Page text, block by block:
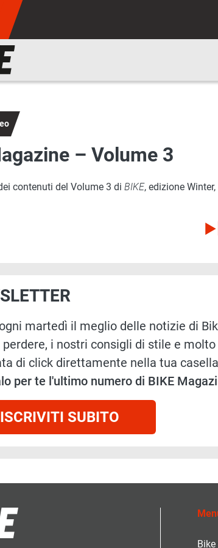
principale
– Volume 3
contenuti del Volume 3 di BIKE, edizione
martedì il meglio delle notizie di
perdere, i nostri consigli di stile e
di click direttamente nella tua
per te l'ultimo numero di BIKE
ISCRIVITI SUBITO